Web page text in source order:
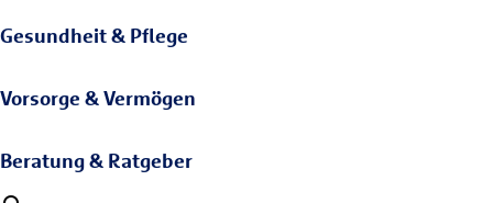
Gesundheit & Pflege
Vorsorge & Vermögen
Beratung & Ratgeber